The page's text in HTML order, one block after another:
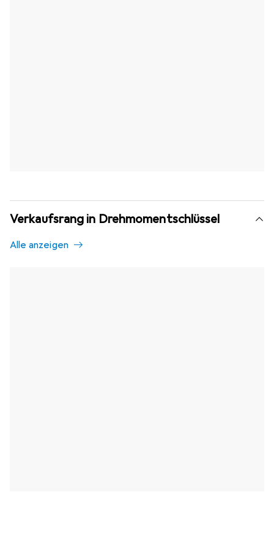
Verkaufsrang in Drehmomentschlüssel
Alle anzeigen